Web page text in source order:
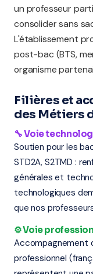
un professeur
consolider sans
L'établissement
post-bac (BTS,
organisme
Filières et
des Métiers
🔧 Voie
Soutien pour les
STD2A, S2TMD :
générales et
technologiques
que nos
⚙️ Voie
Accompagnement
professionnel